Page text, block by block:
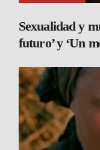
Sexualidad y
futuro’ y ‘Un